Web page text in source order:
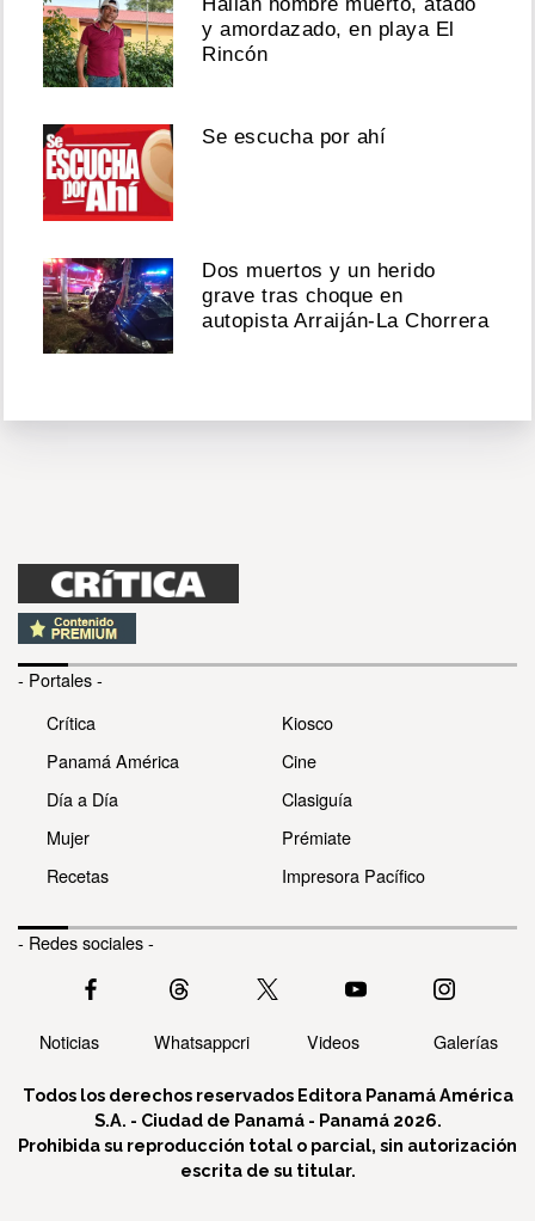
y amordazado, en playa El
Rincón
Se escucha por ahí
Dos muertos y un herido
grave tras choque en
autopista Arraiján-La Chorrera
- Portales -
Crítica
Panamá América
Día a Día
Mujer
Recetas
Kiosco
Cine
Clasiguía
Prémiate
Impresora Pacífico
- Redes sociales -
Noticias Whatsappcri Videos Galerías
Todos los derechos reservados Editora Panamá América
S.A. - Ciudad de Panamá - Panamá 2026.
Prohibida su reproducción total o parcial, sin autorización
escrita de su titular.